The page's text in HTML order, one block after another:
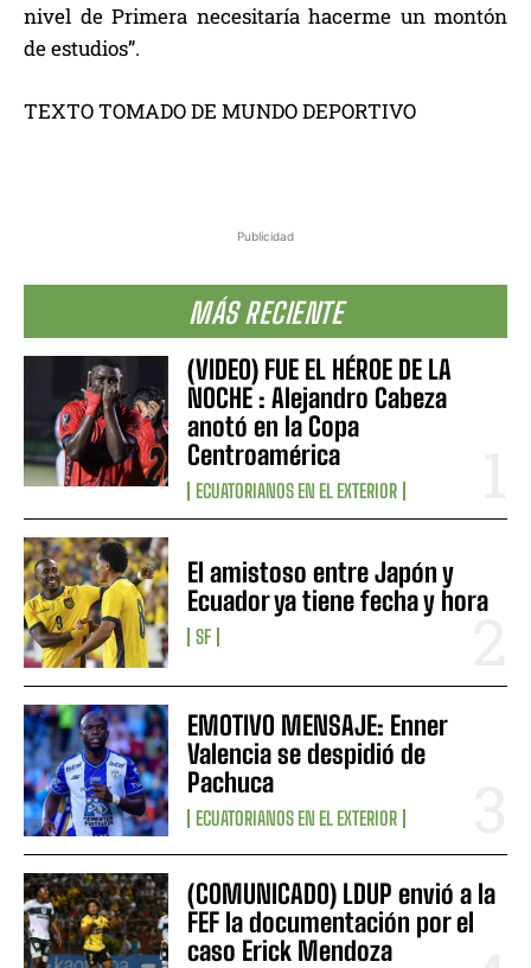
Publicidad
MÁS RECIENTE
(VIDEO) FUE EL HÉROE DE LA
NOCHE : Alejandro Cabeza
anotó en la Copa
Centroamérica
ECUATORIANOS EN EL EXTERIOR
El amistoso entre Japón y
Ecuador ya tiene fecha y hora
SF
EMOTIVO MENSAJE: Enner
Valencia se despidió de
Pachuca
ECUATORIANOS EN EL EXTERIOR
(COMUNICADO) LDUP envió a la
FEF la documentación por el
caso Erick Mendoza
nivel de Primera necesitaría hacerme un montón
de estudios”.
TEXTO TOMADO DE MUNDO DEPORTIVO